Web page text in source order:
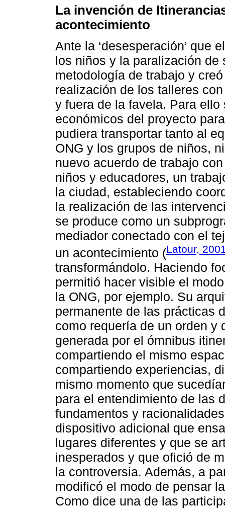
La invención de
acontecimiento
Ante la ‘desesperación’ que
los niños y la paralización
metodología de trabajo y
realización de los talleres
y fuera de la favela. Para
económicos del proyecto
pudiera transportar tanto al
ONG y los grupos de niños,
nuevo acuerdo de trabajo
niños y educadores, un
la ciudad, estableciendo
la realización de las
se produce como un
mediador conectado con el
un acontecimiento (Latour,
transformándolo. Haciendo
permitió hacer visible el
la ONG, por ejemplo. Su
permanente de las prácticas
como requería de un orden y
generada por el ómnibus
compartiendo el mismo
compartiendo experiencias,
mismo momento que
para el entendimiento de las
fundamentos y
dispositivo adicional que
lugares diferentes y que se
inesperados y que ofició de
la controversia. Además, a
modificó el modo de pensar
Como dice una de las